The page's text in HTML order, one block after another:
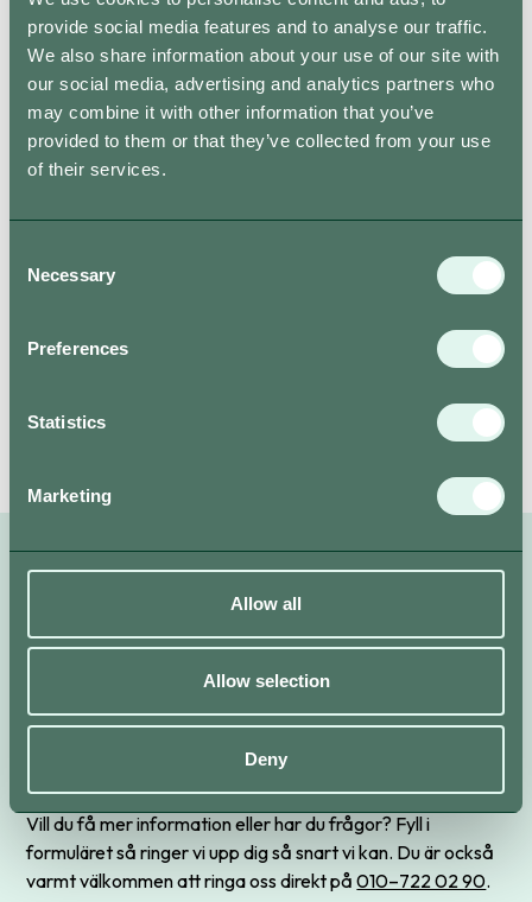
provide social media features and to analyse our traffic.
We also share information about your use of our site with
our social media, advertising and analytics partners who
may combine it with other information that you’ve
provided to them or that they’ve collected from your use
of their services.
Selection
Necessary
Preferences
Statistics
Marketing
Allow all
Allow selection
Deny
Kontakta oss
Kom i kontakt med oss
snabbt och enkelt.
Vill du få mer information eller har du frågor? Fyll i
formuläret så ringer vi upp dig så snart vi kan. Du är också
varmt välkommen att ringa oss direkt på010–722 02 90.